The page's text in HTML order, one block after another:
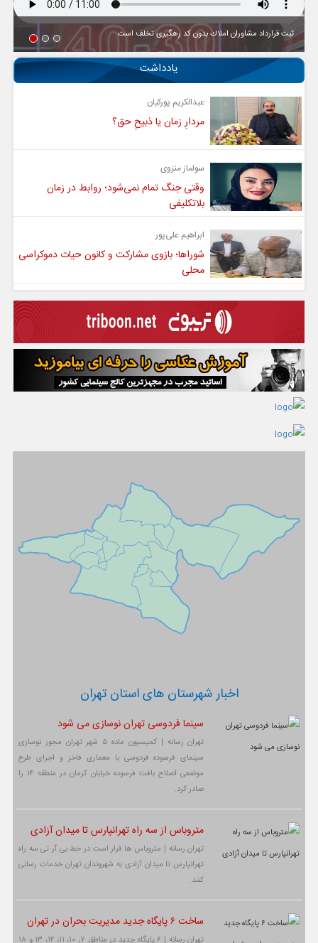
ثبت قرارداد مشاوران املاك بدون كد رهگیری تخلف است
یادداشت
عبدالکریم پورکیان
مردارِ زمان یا ذبیحِ حق؟
سولماز منزوی
وقتی جنگ تمام نمی‌شود؛ روابط در زمان
بلاتکلیفی
ابراهیم علی‌پور
شوراها؛ بازوی مشارکت و کانون حیات دموکراسی
محلی
اخبار شهرستان های استان تهران
سینما فردوسی تهران نوسازی می شود
تهران رسانه | کمیسیون ماده ۵ شهر تهران مجوز نوسازی
سینمای فرسوده فردوسی با معماری فاخر و اجرای طرح
موضعی اصلاح بافت فرسوده خیابان کرمان در منطقه ۱۴ را
صادر کرد.
متروباس از سه راه تهرانپارس تا میدان آزادی
تهران رسانه | متروباس ها قرار است در خط بی آر تی سه راه
تهرانپارس تا میدان آزادی به شهروندان تهران خدمات رسانی
کنند.
ساخت ۶ پایگاه جدید مدیریت بحران در تهران
تهران رسانه | ۶ پایگاه جدید در مناطق ۷، ۱۰، ۱۱، ۱۲، ۱۳ و ۱۸